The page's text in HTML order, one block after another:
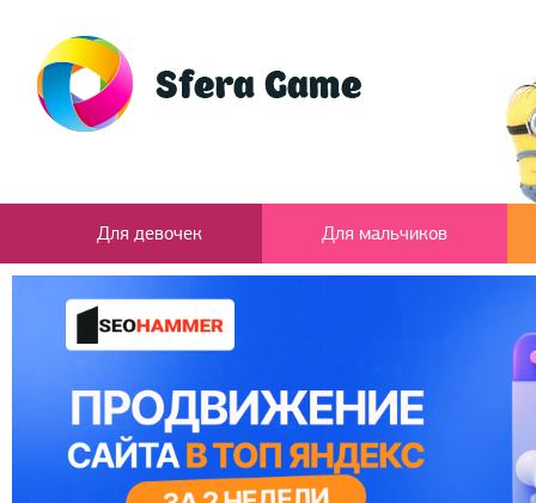
Для девочек Для мальчиков